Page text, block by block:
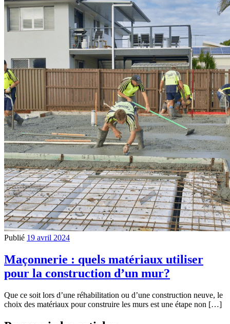
Publié 19 avril 2024
Maçonnerie : quels matériaux utiliser
pour la construction d’un mur?
Que ce soit lors d’une réhabilitation ou d’une construction neuve, le
choix des matériaux pour construire les murs est une étape non […]